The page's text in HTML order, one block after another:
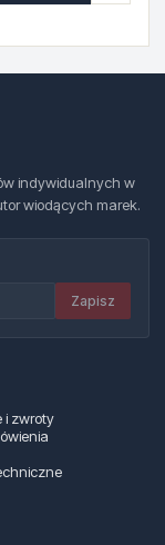
indywidualnych w
wiodących marek.
Zapisz
i zwroty